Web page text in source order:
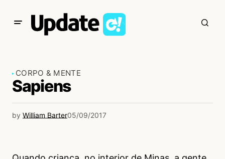
CORPO & MENTE
Sapiens
by William Barter05/09/2017